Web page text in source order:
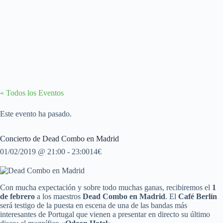
« Todos los Eventos
Este evento ha pasado.
Concierto de Dead Combo en Madrid
01/02/2019 @ 21:00 - 23:0014€
Con mucha expectación y sobre todo muchas ganas, recibiremos el 1
de febrero a los maestros Dead Combo en Madrid. El Café Berlín
será testigo de la puesta en escena de una de las bandas más
interesantes de Portugal que vienen a presentar en directo su último